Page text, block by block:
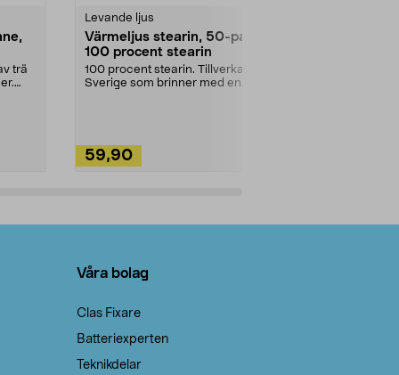
trä
Levande ljus
Värmeljus stearin, 50-pack,
100 procent stearin
100 procent stearin. Tillverkade i
Sverige som brinner med en
59,90
Våra bolag
Clas Fixare
Batteriexperten
Teknikdelar